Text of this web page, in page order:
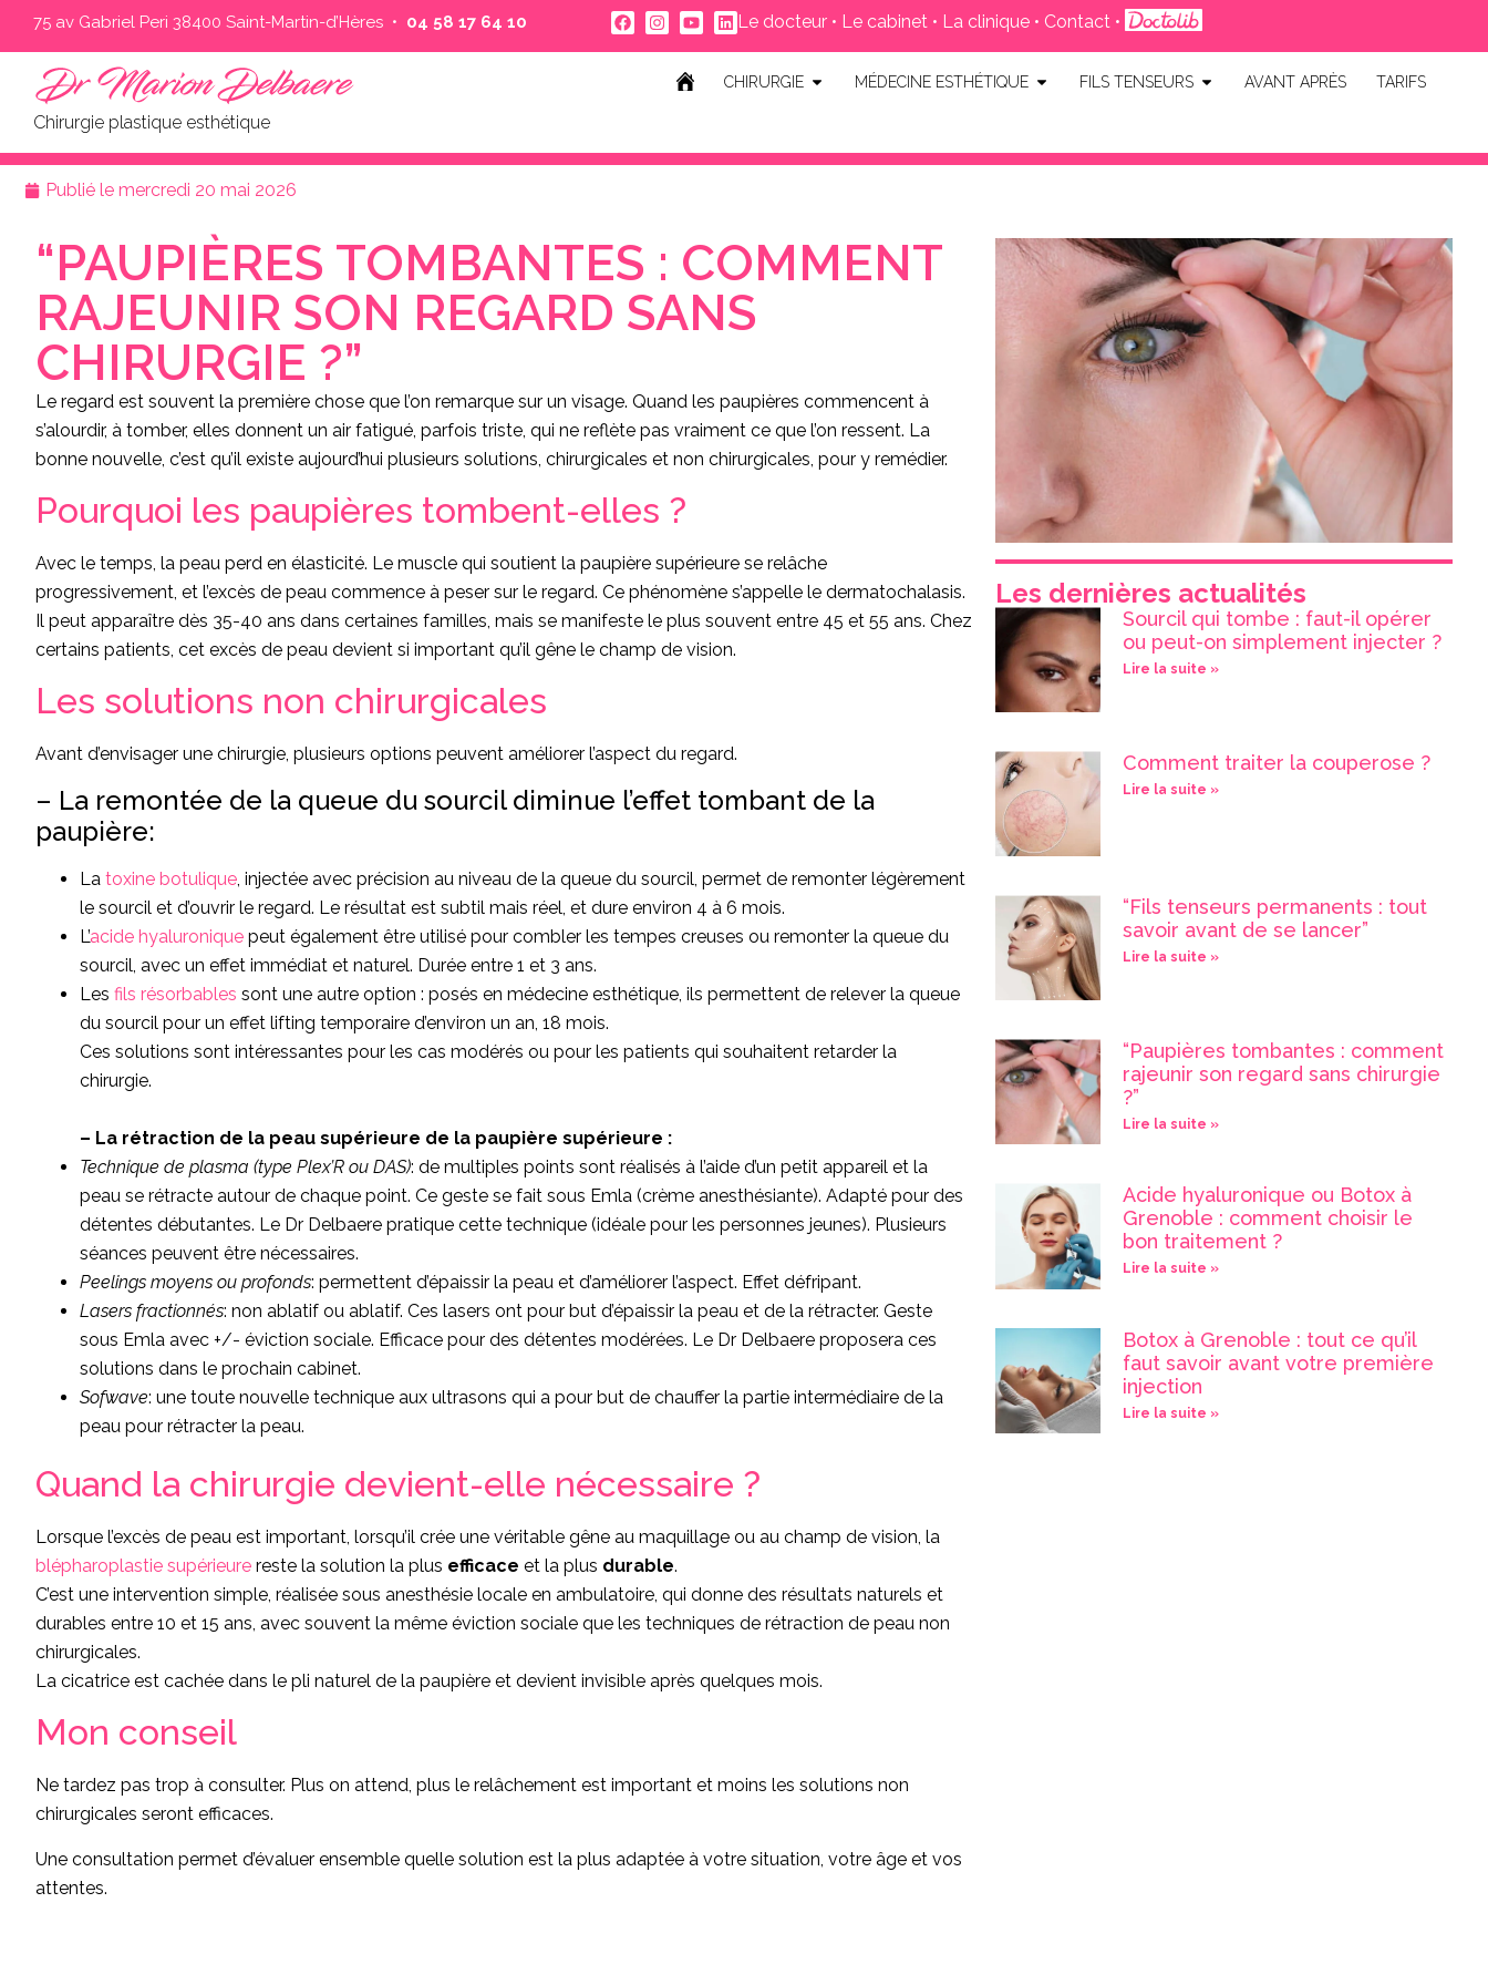
75 av Gabriel Peri 38400 Saint-Martin-d’Hères • 04 58 17 64 10 ‬ Le docteur• Le cabinet• La clinique• Contact •
Chirurgie plastique esthétique
CHIRURGIE MÉDECINE ESTHÉTIQUE FILS TENSEURS AVANT APRÈS TARIFS
Publié le mercredi 20 mai 2026
“PAUPIÈRES TOMBANTES : COMMENT
RAJEUNIR SON REGARD SANS
CHIRURGIE ?”
Le regard est souvent la première chose que l’on remarque sur un visage. Quand les paupières commencent à
s’alourdir, à tomber, elles donnent un air fatigué, parfois triste, qui ne reflète pas vraiment ce que l’on ressent. La
bonne nouvelle, c’est qu’il existe aujourd’hui plusieurs solutions, chirurgicales et non chirurgicales, pour y remédier.
Pourquoi les paupières tombent-elles ?
Avec le temps, la peau perd en élasticité. Le muscle qui soutient la paupière supérieure se relâche
progressivement, et l’excès de peau commence à peser sur le regard. Ce phénomène s’appelle le dermatochalasis.
Il peut apparaître dès 35-40 ans dans certaines familles, mais se manifeste le plus souvent entre 45 et 55 ans. Chez
certains patients, cet excès de peau devient si important qu’il gêne le champ de vision.
Les solutions non chirurgicales
Avant d’envisager une chirurgie, plusieurs options peuvent améliorer l’aspect du regard.
– La remontée de la queue du sourcil diminue l’effet tombant de la
paupière:
La toxine botulique, injectée avec précision au niveau de la queue du sourcil, permet de remonter légèrement
le sourcil et d’ouvrir le regard. Le résultat est subtil mais réel, et dure environ 4 à 6 mois.
L’acide hyaluronique peut également être utilisé pour combler les tempes creuses ou remonter la queue du
sourcil, avec un effet immédiat et naturel. Durée entre 1 et 3 ans.
Les fils résorbables sont une autre option : posés en médecine esthétique, ils permettent de relever la queue
du sourcil pour un effet lifting temporaire d’environ un an, 18 mois.
Ces solutions sont intéressantes pour les cas modérés ou pour les patients qui souhaitent retarder la
chirurgie.
– La rétraction de la peau supérieure de la paupière supérieure :
Technique de plasma (type Plex’R ou DAS): de multiples points sont réalisés à l’aide d’un petit appareil et la
peau se rétracte autour de chaque point. Ce geste se fait sous Emla (crème anesthésiante). Adapté pour des
détentes débutantes. Le Dr Delbaere pratique cette technique (idéale pour les personnes jeunes). Plusieurs
séances peuvent être nécessaires.
Peelings moyens ou profonds: permettent d’épaissir la peau et d’améliorer l’aspect. Effet défripant.
Lasers fractionnés: non ablatif ou ablatif. Ces lasers ont pour but d’épaissir la peau et de la rétracter. Geste
sous Emla avec +/- éviction sociale. Efficace pour des détentes modérées. Le Dr Delbaere proposera ces
solutions dans le prochain cabinet.
Sofwave: une toute nouvelle technique aux ultrasons qui a pour but de chauffer la partie intermédiaire de la
peau pour rétracter la peau.
Quand la chirurgie devient-elle nécessaire ?
Lorsque l’excès de peau est important, lorsqu’il crée une véritable gêne au maquillage ou au champ de vision, la
blépharoplastie supérieure reste la solution la plus efficace et la plus durable.
C’est une intervention simple, réalisée sous anesthésie locale en ambulatoire, qui donne des résultats naturels et
durables entre 10 et 15 ans, avec souvent la même éviction sociale que les techniques de rétraction de peau non
chirurgicales.
La cicatrice est cachée dans le pli naturel de la paupière et devient invisible après quelques mois.
Mon conseil
Ne tardez pas trop à consulter. Plus on attend, plus le relâchement est important et moins les solutions non
chirurgicales seront efficaces.
Une consultation permet d’évaluer ensemble quelle solution est la plus adaptée à votre situation, votre âge et vos
attentes.
Les dernières actualités
Sourcil qui tombe : faut-il opérer
ou peut-on simplement injecter ?
Lire la suite »
Comment traiter la couperose ?
Lire la suite »
“Fils tenseurs permanents : tout
savoir avant de se lancer”
Lire la suite »
“Paupières tombantes : comment
rajeunir son regard sans chirurgie
?”
Lire la suite »
Acide hyaluronique ou Botox à
Grenoble : comment choisir le
bon traitement ?
Lire la suite »
Botox à Grenoble : tout ce qu’il
faut savoir avant votre première
injection
Lire la suite »